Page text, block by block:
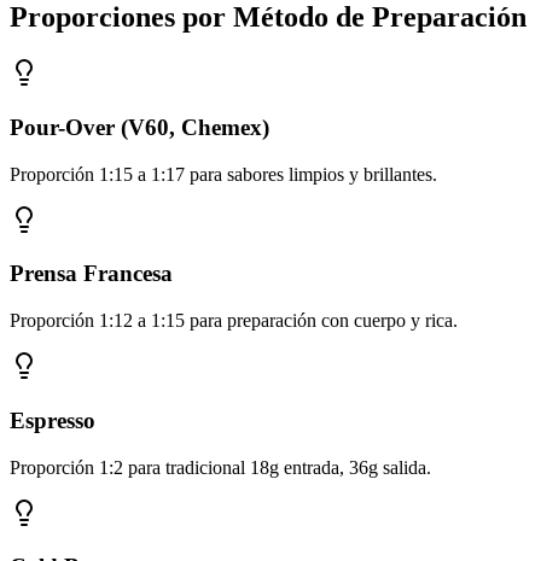
Proporciones por Método de Preparación
Pour-Over (V60, Chemex)
Proporción 1:15 a 1:17 para sabores limpios y brillantes.
Prensa Francesa
Proporción 1:12 a 1:15 para preparación con cuerpo y rica.
Espresso
Proporción 1:2 para tradicional 18g entrada, 36g salida.